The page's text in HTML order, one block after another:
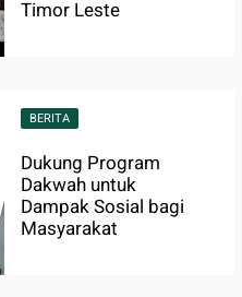
Timor Leste
BERITA
Dukung Program
Dakwah untuk
Dampak Sosial bagi
Masyarakat